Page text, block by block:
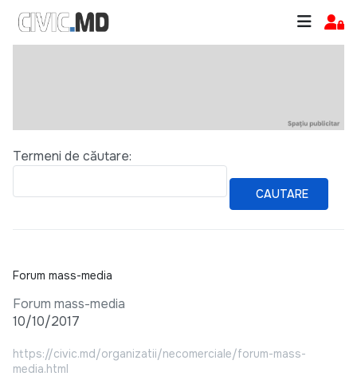
Formular de căutare
Termeni de căutare:
CAUTARE
Forum mass-media
Forum mass-media
10/10/2017
https://civic.md/organizatii/necomerciale/forum-mass-
media.html